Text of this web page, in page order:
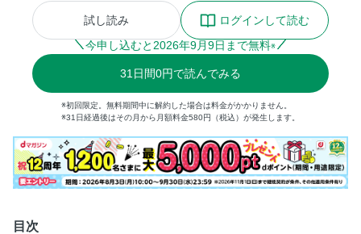
試し読み
ログインして読む
今申し込むと 2026年9月9日まで無料※
31 日間0円で読んでみる
※初回限定。無料期間中に解約した場合は料金がかかりません。
※31日経過後はその月から月額料金580円（税込）が発生します。
目次